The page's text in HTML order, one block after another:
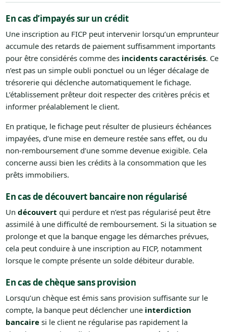
En cas d’impayés sur un crédit
Une inscription au FICP peut intervenir lorsqu’un emprunteur
accumule des retards de paiement suffisamment importants
pour être considérés comme des incidents caractérisés. Ce
n’est pas un simple oubli ponctuel ou un léger décalage de
trésorerie qui déclenche automatiquement le fichage.
L’établissement prêteur doit respecter des critères précis et
informer préalablement le client.
En pratique, le fichage peut résulter de plusieurs échéances
impayées, d’une mise en demeure restée sans effet, ou du
non-remboursement d’une somme devenue exigible. Cela
concerne aussi bien les crédits à la consommation que les
prêts immobiliers.
En cas de découvert bancaire non régularisé
Un découvert qui perdure et n’est pas régularisé peut être
assimilé à une difficulté de remboursement. Si la situation se
prolonge et que la banque engage les démarches prévues,
cela peut conduire à une inscription au FICP, notamment
lorsque le compte présente un solde débiteur durable.
En cas de chèque sans provision
Lorsqu’un chèque est émis sans provision suffisante sur le
compte, la banque peut déclencher une interdiction
bancairesi le client ne régularise pas rapidement la